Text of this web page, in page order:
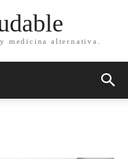
medicina alternativa.